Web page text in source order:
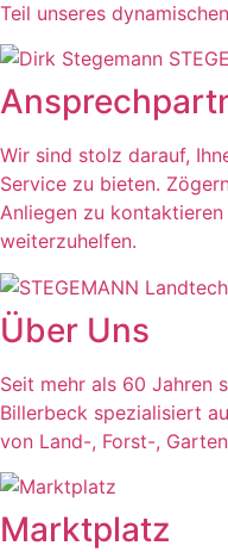
Teil unseres
Wir sind stolz darauf,
Service zu bieten.
Anliegen zu
weiterzuhelfen.
Über Uns
Seit mehr als 60 Jahren
Billerbeck spezialisiert
von Land-, Forst-,
Marktplatz